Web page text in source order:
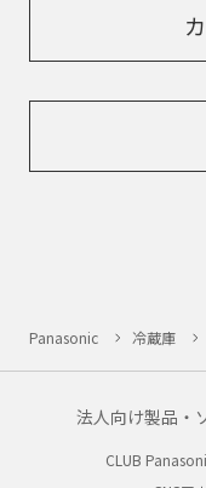
Panasonic 冷蔵庫
法人向け製品・
CLUB